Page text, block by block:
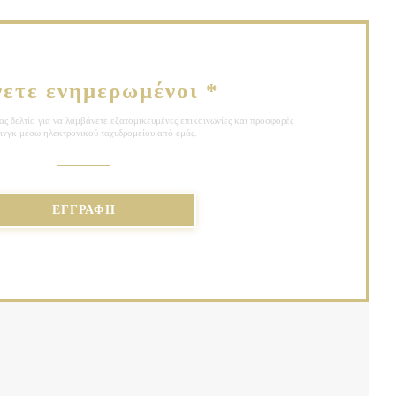
ενημερωμένοι *
δελτίο για να λαμβάνετε εξατομικευμένες επικοινωνίες και προσφορές
μέσω ηλεκτρονικού ταχυδρομείου από εμάς.
ΕΓΓΡΑΦΉ